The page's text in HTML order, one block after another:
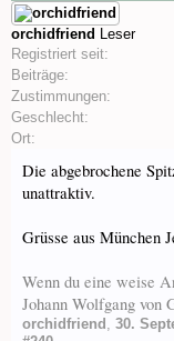
orchidfriend Leser
Registriert seit:
Beiträge:
Zustimmungen:
Geschlecht:
Ort:
Die abgebrochene
unattraktiv.
Grüsse aus München
Wenn du eine weise
Johann Wolfgang von
orchidfriend , 30.